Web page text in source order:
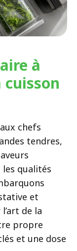
à
chefs
tendres,
qualités
et
de la
propre
et une dose